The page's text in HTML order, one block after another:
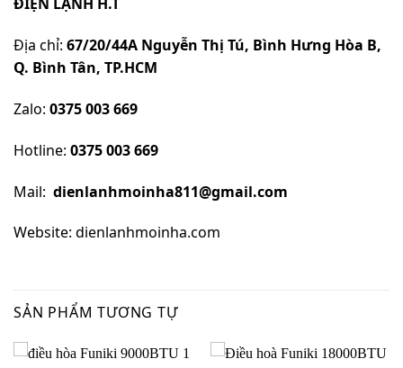
Địa chỉ: 67/20/44A Nguyễn Thị Tú, Bình Hưng Hòa B,
Q. Bình Tân, TP.HCM
Zalo: 0375 003 669
Hotline: 0375 003 669
Mail: dienlanhmoinha811@gmail.com
Website: dienlanhmoinha.com
SẢN PHẨM TƯƠNG TỰ